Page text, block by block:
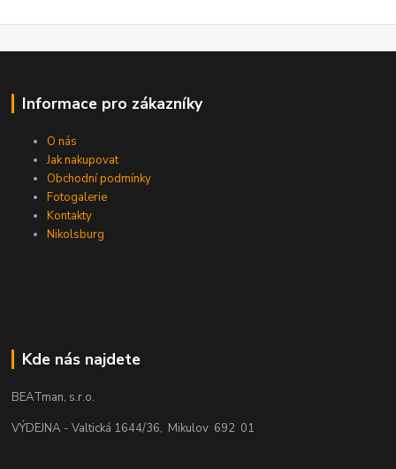
Informace pro zákazníky
O nás
Jak nakupovat
Obchodní podmínky
Fotogalerie
Kontakty
Nikolsburg
Kde nás najdete
BEATman, s.r.o.
VÝDEJNA - Valtická 1644/36, Mikulov 692 01